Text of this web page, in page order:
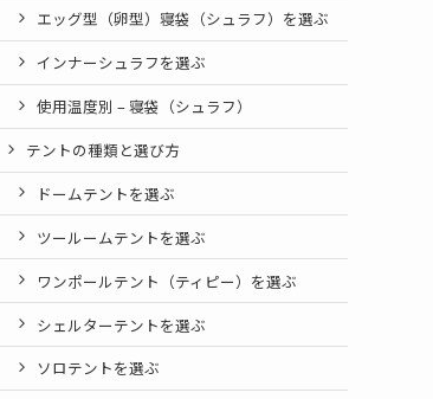
エッグ型（卵型）寝袋（シュラフ）を選ぶ
インナーシュラフを選ぶ
使用温度別 – 寝袋（シュラフ）
テントの種類と選び方
ドームテントを選ぶ
ツールームテントを選ぶ
ワンポールテント（ティピー）を選ぶ
シェルターテントを選ぶ
ソロテントを選ぶ